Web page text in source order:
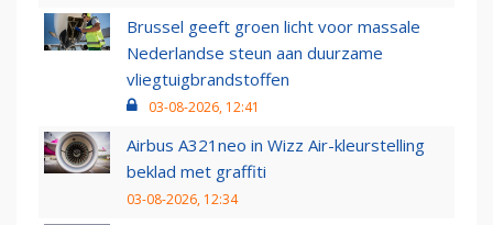
Brussel geeft groen licht voor massale
Nederlandse steun aan duurzame
vliegtuigbrandstoffen
03-08-2026, 12:41
Airbus A321neo in Wizz Air-kleurstelling
beklad met graffiti
03-08-2026, 12:34